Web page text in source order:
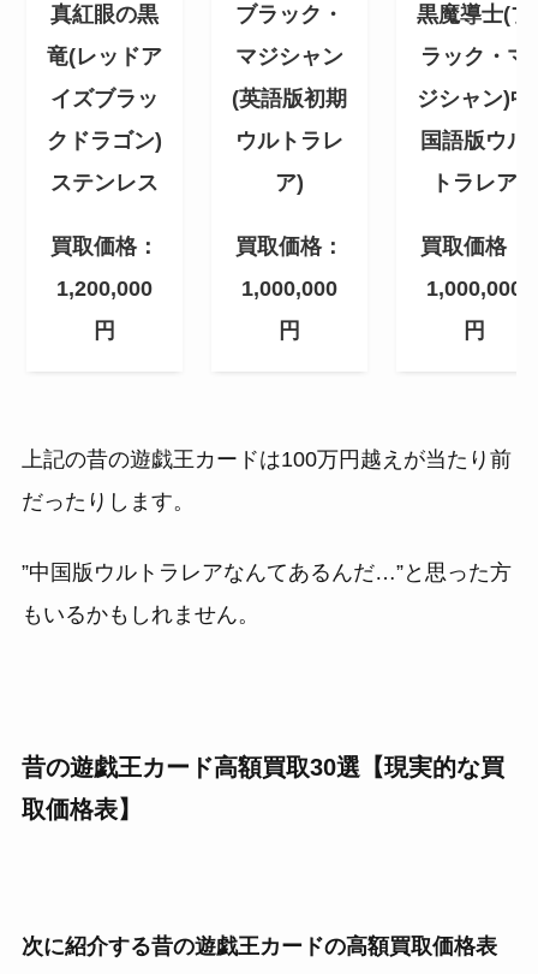
真紅眼の黒
竜(レッドア
イズブラッ
クドラゴン)
ステンレス
買取価格：
1,200,000
円
ブラック・
マジシャン
(英語版初期
ウルトラレ
ア)
買取価格：
1,000,000
円
黒魔導士(ブ
ラック・マ
ジシャン)中
国語版ウル
トラレア
買取価格：
1,000,000
円
上記の昔の遊戯王カードは100万円越えが当たり前
だったりします。
”中国版ウルトラレアなんてあるんだ…”と思った方
もいるかもしれません。
昔の遊戯王カード高額買取30選【現実的な買
取価格表】
次に紹介する昔の遊戯王カードの高額買取価格表